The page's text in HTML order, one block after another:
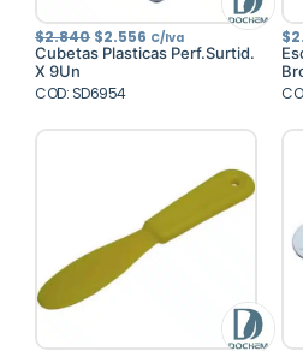
$2.840 El
precio
original
$2.840.
$2.556 El
precio
actual
C/Iva
Cubetas Plasticas Perf.Surtid.
X 9Un
COD: SD6954
$